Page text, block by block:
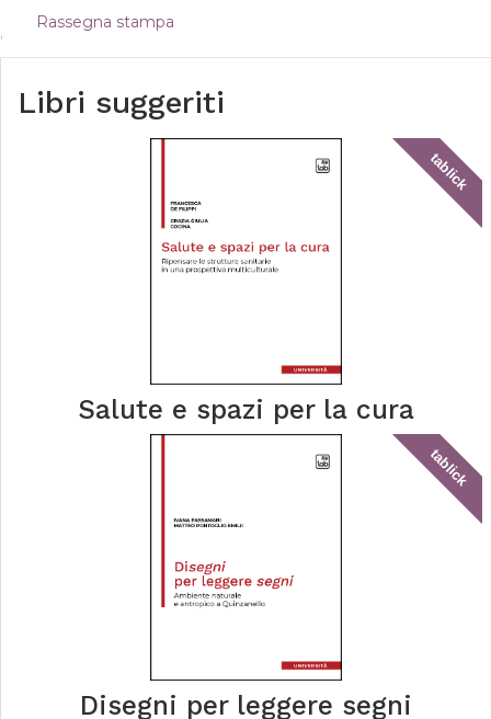
Rassegna stampa
Libri suggeriti
tablick
Salute e spazi per la cura
tablick
Disegni per leggere segni